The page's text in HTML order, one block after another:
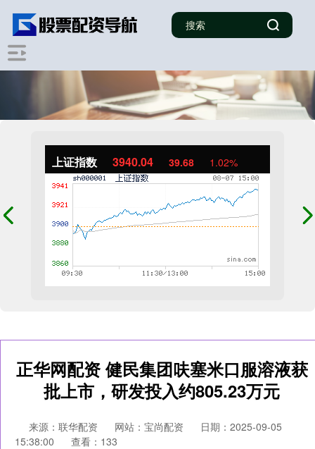
上证指数 3940.04 39.68 1.02%
正华网配资 健民集团呋塞米口服溶液获
批上市，研发投入约805.23万元
来源：联华配资 网站：宝尚配资
日期：2025-09-05
15:38:00
查看：133